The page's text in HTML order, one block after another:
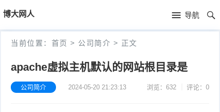
博大网人 导航
首
页
首
当前位置： 首页 > 公司简介 > 正文
apache虚拟主机默认的网站根目录是
公司简介 2024-05-20 21:23:13 浏览：632 评论：0